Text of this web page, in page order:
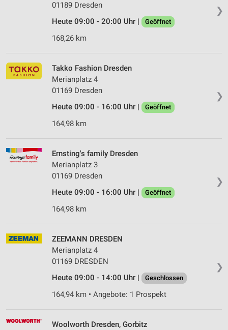
❯
01189 Dresden
Heute 09:00 - 20:00 Uhr |
Geöffnet
168,26 km
❯
Takko Fashion Dresden
Merianplatz 4
01169 Dresden
Heute 09:00 - 16:00 Uhr |
Geöffnet
164,98 km
❯
Ernsting's family Dresden
Merianplatz 3
01169 Dresden
Heute 09:00 - 16:00 Uhr |
Geöffnet
164,98 km
❯
ZEEMANN DRESDEN
Merianplatz 4
01169 DRESDEN
Heute 09:00 - 14:00 Uhr |
Geschlossen
164,94 km • Angebote: 1 Prospekt
Woolworth Dresden, Gorbitz